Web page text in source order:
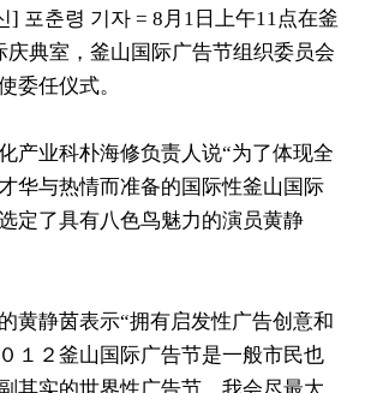
] 포춘령 기자 = 8月1日上午11点在釜
庆典室，釜山国际广告节组织委员会
委任仪式。
产业科朴海修负责人说“为了体现全
华与热情而准备的国际性釜山国际
定了具有八色鸟魅力的演员黄静
黄静茵表示“拥有启发性广告创意和
１２釜山国际广告节是一般市民也